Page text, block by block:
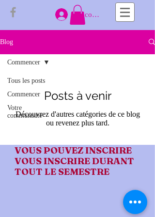
Se connecter
Blog
Tous les posts
Commencer
Votre
communauté
Commencer
Posts à venir
Découvrez d'autres catégories de ce blog
ou revenez plus tard.
VOUS POUVEZ INSCRIRE
VOUS INSCRIRE DURANT
TOUT LE SEMESTRE